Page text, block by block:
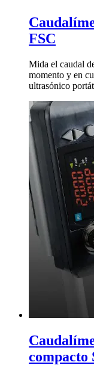
FSC
Mida el caudal
momento y en
ultrasónico
compacto